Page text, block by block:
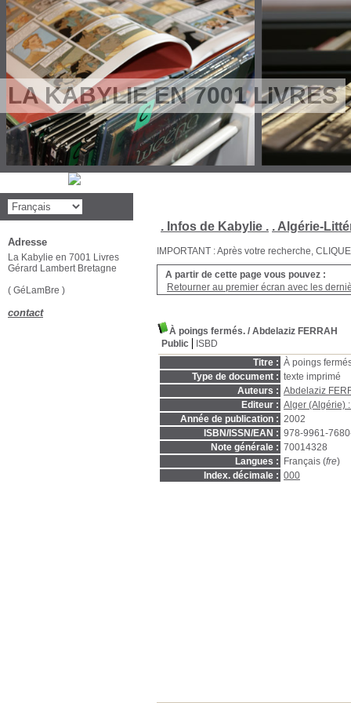
LA KABYLIE EN 7001 LIVRES
. Infos de Kabylie . . Algérie-
IMPORTANT : Après votre recherche,
A partir de cette page vous pouvez :
Retourner au premier écran avec les
À poings fermés. / Abdelaziz FERRAH
Public
ISBD
Titre : À poings
Type de document : texte imprimé
Auteurs : Abdelaziz
Editeur : Alger (Algérie)
Année de publication : 2002
ISBN/ISSN/EAN : 978-9961-
Note générale : 70014328
Langues :
Français (fre)
Index. décimale : 000
Adresse
La Kabylie en 7001 Livres
Gérard Lambert Bretagne
( GéLamBre )
contact